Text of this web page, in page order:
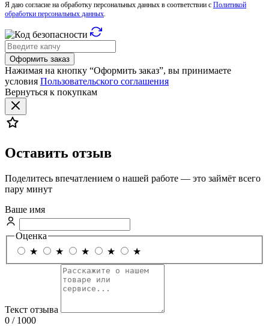
Я даю согласие на обработку персональных данных в соответствии с Политикой
обработки персональных данных.
Оформить заказ
Нажимая на кнопку “Оформить заказ”, вы принимаете
условия Пользовательского соглашения
Вернуться к покупкам
Оставить отзыв
Поделитесь впечатлением о нашей работе — это займёт всего
пару минут
Ваше имя
Оценка
★
★ ★ ★ ★
Текст отзыва
0 / 1000